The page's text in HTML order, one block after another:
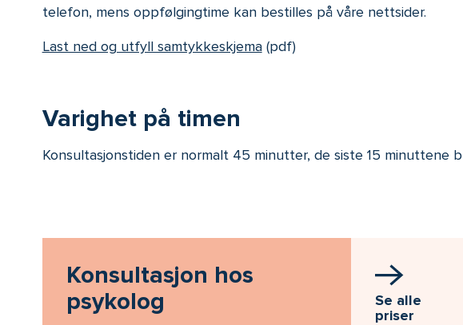
telefon, mens oppfølgingtime kan bestilles på våre nettsider.
Last ned og utfyll samtykkeskjema(pdf)
Varighet på timen
Konsultasjonstiden er normalt 45 minutter, de siste 15 minuttene
Konsultasjon hos
psykolog
Se alle
priser